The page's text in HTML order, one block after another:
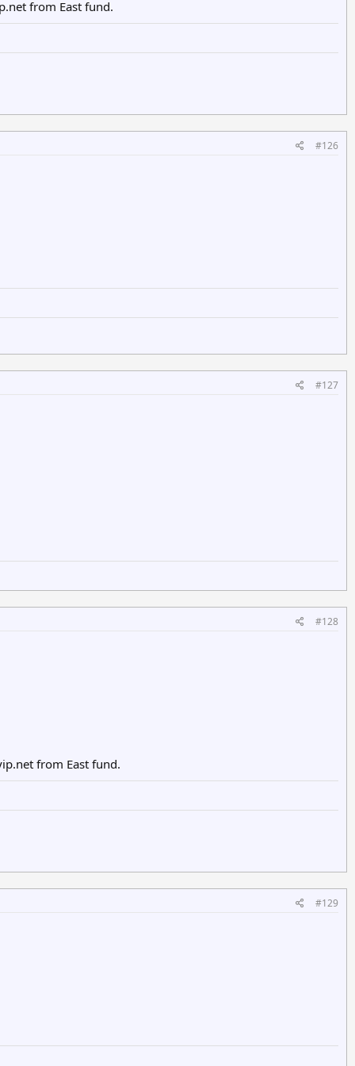
from East fund.
#126
#127
#128
from East fund.
#129